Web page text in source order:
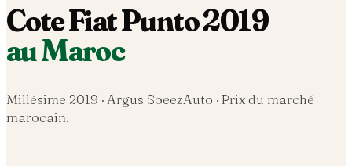
CoteFiatPunto2019
au Maroc
Millésime 2019 · Argus SoeezAuto · Prix du marché
marocain.